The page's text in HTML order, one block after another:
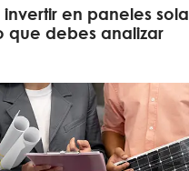
en paneles
que debes analizar